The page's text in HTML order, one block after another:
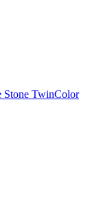
Stone TwinColor